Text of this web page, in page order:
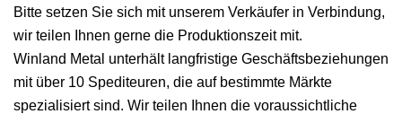
Bitte setzen Sie sich mit unserem Verkäufer in Verbindung,
wir teilen Ihnen gerne die Produktionszeit mit.
Winland Metal unterhält langfristige Geschäftsbeziehungen
mit über 10 Spediteuren, die auf bestimmte Märkte
spezialisiert sind. Wir teilen Ihnen die voraussichtliche